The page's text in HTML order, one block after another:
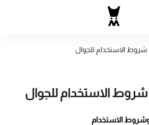
الماجد للعود: أرقى منتجات
الاستخدام للجوال
الاستخدام للجوال
الاستخدام